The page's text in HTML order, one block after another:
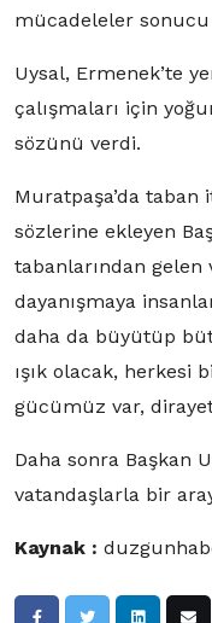
mücadeleler
Uysal, Ermenek’te
çalışmaları için
sözünü verdi.
Muratpaşa’da taban
sözlerine ekleyen
tabanlarından gelen
dayanışmaya
daha da büyütüp
ışık olacak, herkesi
gücümüz var,
Daha sonra Başkan
vatandaşlarla bir
Kaynak :